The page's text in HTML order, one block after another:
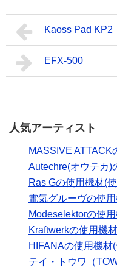
Kaoss Pad KP2
EFX-500
人気アーティスト
MASSIVE ATTACK
Autechre(オウテカ)
Ras Gの使用機材(
電気グルーヴの使
Modeselektorの使
Kraftwerkの使用機
HIFANAの使用機材
テイ・トウワ（